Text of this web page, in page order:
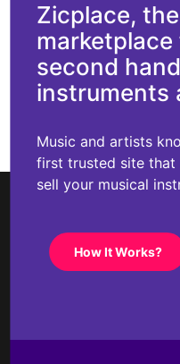
Zicplace,
second
instruments
Music and artists
first trusted site that
sell your musical
How It Works?